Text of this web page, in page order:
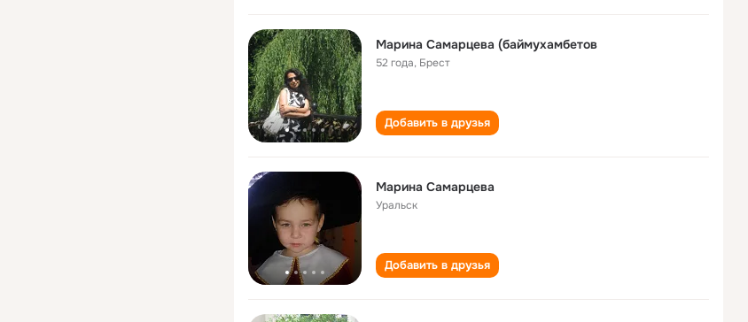
Марина Самарцева (баймухамбетов
52 года, Брест
Добавить в друзья
Марина Самарцева
Уральск
Добавить в друзья